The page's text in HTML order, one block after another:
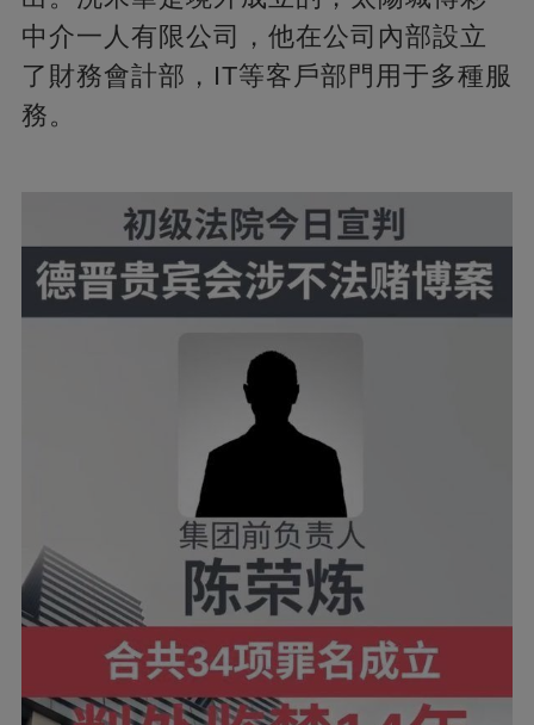
中介一人有限公司，他在公司內部設立
了財務會計部，IT等客戶部門用于多種服
務。